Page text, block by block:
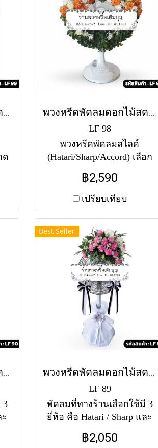
เกียรติ
พวงหรีดพัดลมดอกไม้สด สิริธารา (LF99)
ด
พวงหรีดพัดลมดอกไม้สด รุ่งทิวา (LF 98)
LF 98
พวงหรีดพัดลมสไลด์
(Hatari/Sharp/Accord) เลือก
ขนาดได้ 16-18 นิ้ว ประดับ
ดอกไม้สด โทนสีส้ม-ขาว-
เขียว จัดทรงพุ่มโค้งด้านบน
ให้ความรู้สึกอบอุ่นและสดใส
฿2,590
เปรียบเทียบ
พวงหรีดพัดลมดอกไม้สด กุหลาบฟ้า (LF90)
3
Best Seller
พวงหรีดพัดลมดอกไม้สด ปทุมมา (LF89)
LF 89
พัดลมที่ทางร้านเลือกใช้มี 3
ยี่ห้อ คือ Hatari / Sharp และ
Accord จัดพุ่มด้านบน
หน้ากากพัดลม โทนสีชมพู-
฿2,050